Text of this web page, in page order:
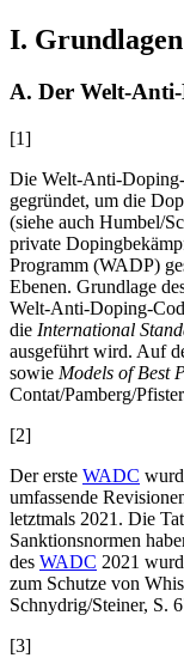
I. Grundlagen
A. Der Welt-
[1]
Die Welt-Anti-
gegründet, um die
(siehe auch Humbel/
private
Programm (WADP)
Ebenen. Grundlage
Welt-Anti-Doping-
die International
ausgeführt wird. Auf
sowie Models of Best
Contat/Pamberg/
[2]
Der erste WADC
umfassende
letztmals 2021. Die
Sanktionsnormen
des WADC 2021
zum Schutze von
Schnydrig/Steiner, S.
[3]